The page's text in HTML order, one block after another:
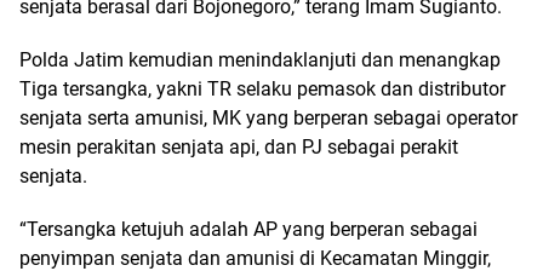
senjata berasal dari Bojonegoro,” terang Imam Sugianto.
Polda Jatim kemudian menindaklanjuti dan menangkap
Tiga tersangka, yakni TR selaku pemasok dan distributor
senjata serta amunisi, MK yang berperan sebagai operator
mesin perakitan senjata api, dan PJ sebagai perakit
senjata.
“Tersangka ketujuh adalah AP yang berperan sebagai
penyimpan senjata dan amunisi di Kecamatan Minggir,